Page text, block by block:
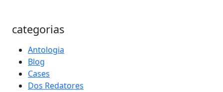
categorias
Antologia
Blog
Cases
Dos Redatores